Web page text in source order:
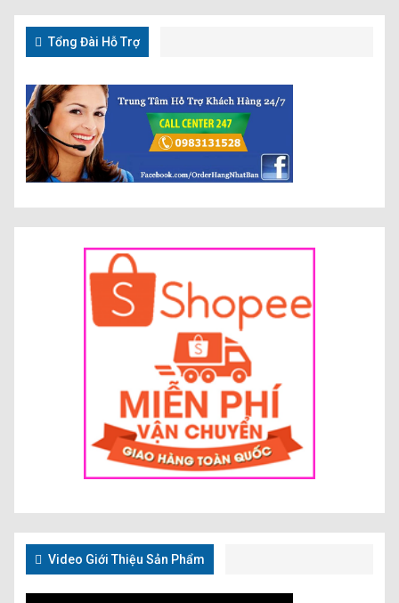
Tổng Đài Hỗ Trợ
Video Giới Thiệu Sản Phẩm